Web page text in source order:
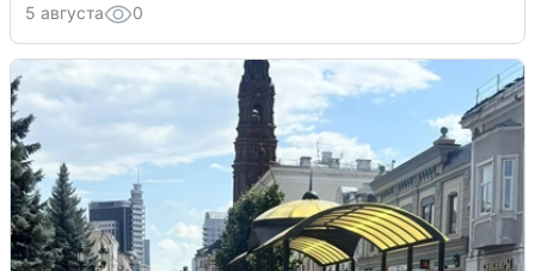
5 августа 0